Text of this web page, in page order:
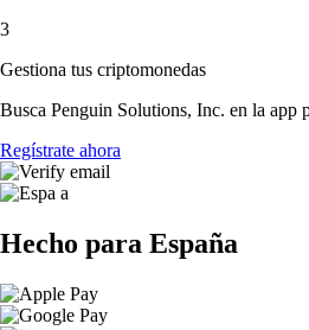
3
Gestiona tus criptomonedas
Busca Penguin Solutions, Inc. en la app
Regístrate ahora
Hecho para España